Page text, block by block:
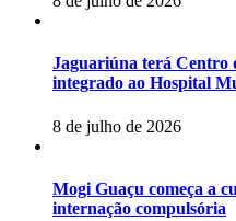
Jaguariúna terá Centro
integrado ao Hospital
8 de julho de 2026
Mogi Guaçu começa a
internação compulsória